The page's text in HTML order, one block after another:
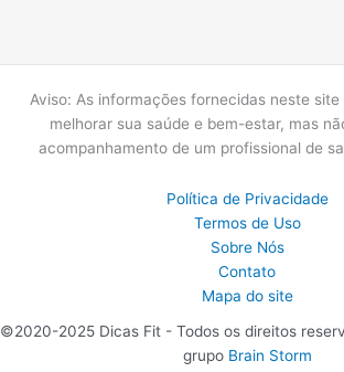
Aviso: As informações fornecidas neste site
melhorar sua saúde e bem-estar, mas
acompanhamento de um profissional de
Política de Privacidade
Termos de Uso
Sobre Nós
Contato
Mapa do site
©2020-2025 Dicas Fit - Todos os direitos
grupo Brain Storm